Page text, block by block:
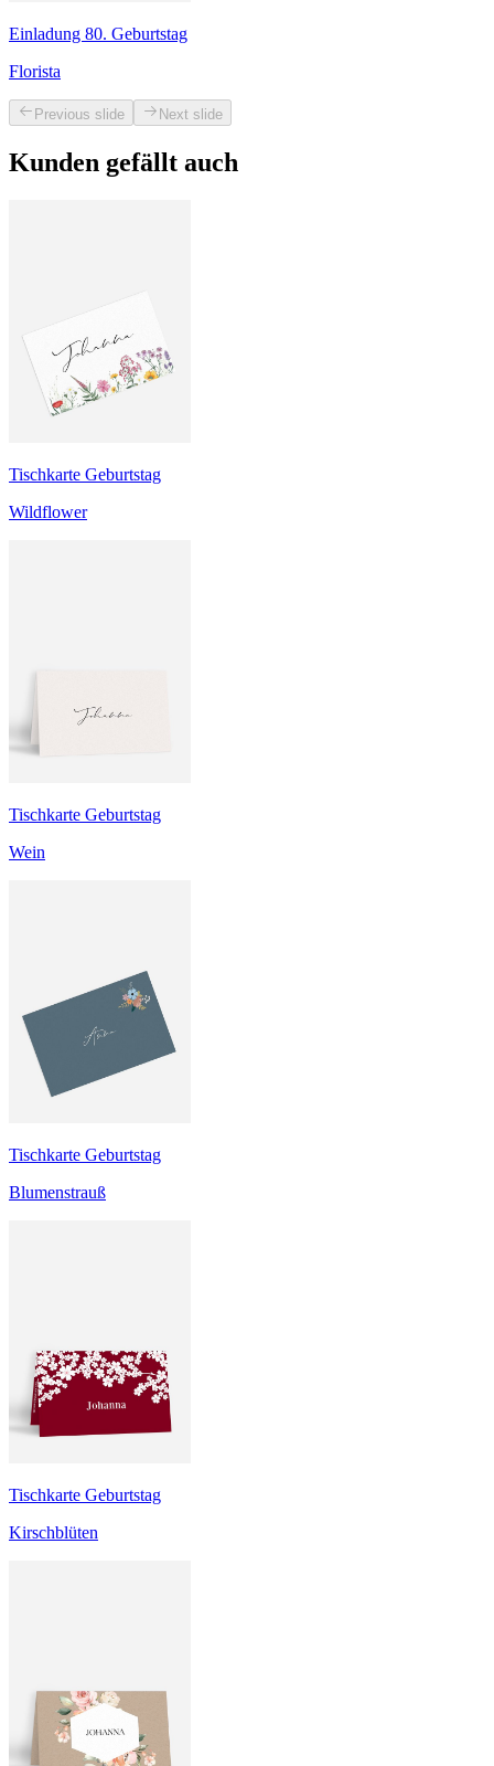
Einladung 80. Geburtstag
Florista
Previous slide Next slide
Kunden gefällt auch
Tischkarte Geburtstag
Wildflower
Tischkarte Geburtstag
Wein
Tischkarte Geburtstag
Blumenstrauß
Tischkarte Geburtstag
Kirschblüten